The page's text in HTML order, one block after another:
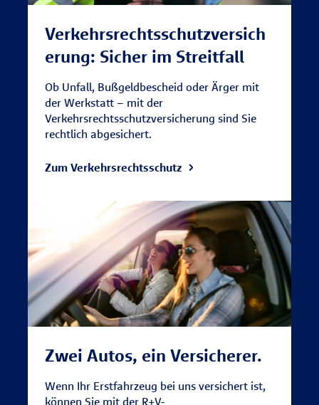
Verkehrsrechtsschutzversich
erung: Sicher im Streitfall
Ob Unfall, Bußgeldbescheid oder Ärger mit
der Werkstatt – mit der
Verkehrsrechtsschutzversicherung sind Sie
rechtlich abgesichert.
Zum Verkehrsrechtsschutz
Zwei Autos, ein Versicherer.
Wenn Ihr Erstfahrzeug bei uns versichert ist,
können Sie mit der R+V-